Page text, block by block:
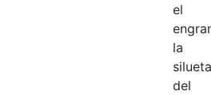
el
la
silueta
del